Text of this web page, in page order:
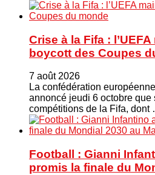
Crise à la Fifa :
boycott des Coupes
7 août 2026
La confédération
annoncé jeudi 6 octobre que
compétitions de la Fifa, dont
Football : Gianni
promis la finale du